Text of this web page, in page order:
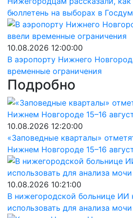
бюллетень на выборах в
10.08.2026 12:00:00
В аэропорту Нижнего
временные ограничения
Подробно
10.08.2026 12:20:00
«Заповедные кварталы»
Нижнем Новгороде 15–16
10.08.2026 10:21:00
В нижегородской больнице ИИ
использовать для анализа мочи